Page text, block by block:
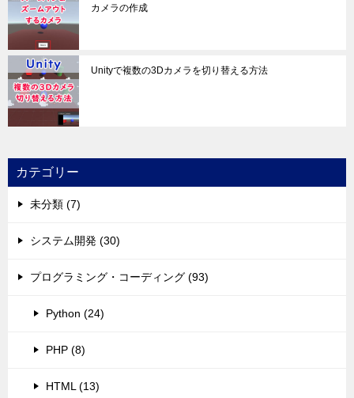
カメラの作成
Unityで複数の3Dカメラを切り替える方法
カテゴリー
未分類 (7)
システム開発 (30)
プログラミング・コーディング (93)
Python (24)
PHP (8)
HTML (13)